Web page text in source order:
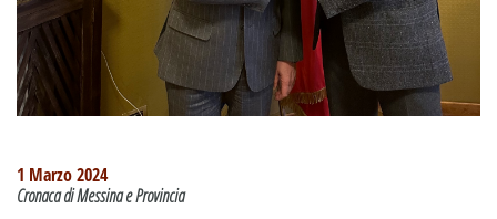
1 Marzo 2024
Cronaca di Messina e Provincia